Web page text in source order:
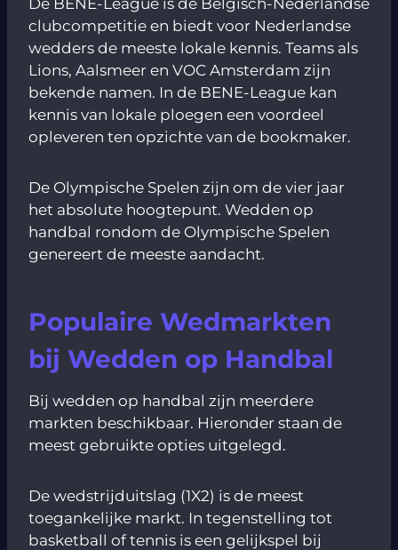
clubcompetitie en biedt voor Nederlandse
wedders de meeste lokale kennis. Teams als
Lions, Aalsmeer en VOC Amsterdam zijn
bekende namen. In de BENE-League kan
kennis van lokale ploegen een voordeel
opleveren ten opzichte van de bookmaker.
De Olympische Spelen zijn om de vier jaar
het absolute hoogtepunt. Wedden op
handbal rondom de Olympische Spelen
genereert de meeste aandacht.
Populaire Wedmarkten
bij Wedden op Handbal
Bij wedden op handbal zijn meerdere
markten beschikbaar. Hieronder staan de
meest gebruikte opties uitgelegd.
De wedstrijduitslag (1X2) is de meest
toegankelijke markt. In tegenstelling tot
basketball of tennis is een gelijkspel bij